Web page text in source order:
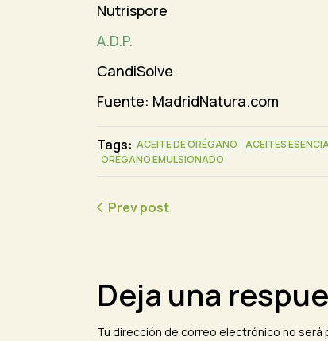
Nutrispore
A.D.P.
CandiSolve
Fuente: MadridNatura.com
Tags: ACEITE DE ORÉGANO ACEITES
ORÉGANO EMULSIONADO
Prev post
Deja una
Tu dirección de correo electrónico no será